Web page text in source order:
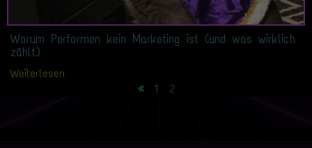
Warum Performen kein Marketing ist (und was wirklich
zählt)
Weiterlesen
1
2